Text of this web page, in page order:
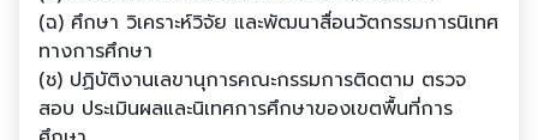
(ฉ) ศึกษา วิเคราะห์วิจัย และพัฒนาสื่อนวัตกรรมการนิเทศ
ทางการศึกษา
(ช) ปฏิบัติงานเลขานุการคณะกรรมการติดตาม ตรวจ
สอบ ประเมินผลและนิเทศการศึกษาของเขตพื้นที่การ